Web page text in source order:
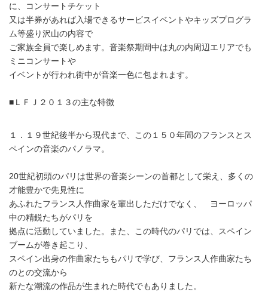
に、コンサートチケット
又は半券があれば入場できるサービスイベントやキッズプログラ
ム等盛り沢山の内容で
ご家族全員で楽しめます。音楽祭期間中は丸の内周辺エリアでも
ミニコンサートや
イベントが行われ街中が音楽一色に包まれます。
■ＬＦＪ２０１３の主な特徴
１．１９世紀後半から現代まで、この１５０年間のフランスとス
ペインの音楽のパノラマ。
20世紀初頭のパリは世界の音楽シーンの首都として栄え、多くの
才能豊かで先見性に
あふれたフランス人作曲家を輩出しただけでなく、 ヨーロッパ
中の精鋭たちがパリを
拠点に活動していました。また、この時代のパリでは、スペイン
ブームが巻き起こり、
スペイン出身の作曲家たちもパリで学び、フランス人作曲家たち
のとの交流から
新たな潮流の作品が生まれた時代でもありました。